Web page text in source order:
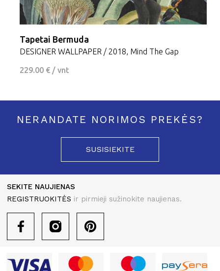
Tapetai Bermuda
DESIGNER WALLPAPER / 2018, Mind The Gap
229.00 € / vnt
NERANDATE NORIMOS PREKĖS?
SUSISIEKITE
SEKITE NAUJIENAS
REGISTRUOKITĖS ir pirmieji sužinokite naujienas.